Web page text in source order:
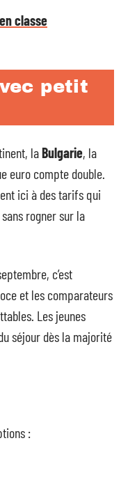
classe
petit
laBulgarie, la
euro compte double.
ici à des tarifs qui
sans rogner sur la
c’est
et les comparateurs
Les jeunes
séjour dès la majorité
: